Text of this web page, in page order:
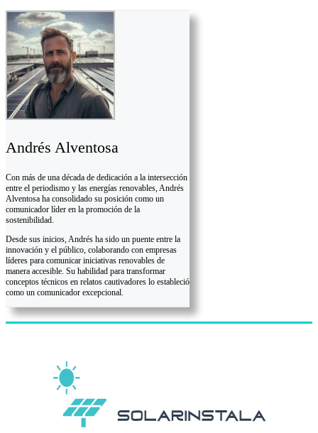
Andrés Alventosa
Con más de una década de dedicación a la intersección
entre el periodismo y las energías renovables, Andrés
Alventosa ha consolidado su posición como un
comunicador líder en la promoción de la
sostenibilidad.
Desde sus inicios, Andrés ha sido un puente entre la
innovación y el público, colaborando con empresas
líderes para comunicar iniciativas renovables de
manera accesible. Su habilidad para transformar
conceptos técnicos en relatos cautivadores lo estableció
como un comunicador excepcional.